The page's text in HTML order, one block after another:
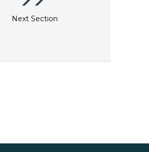
Next Section